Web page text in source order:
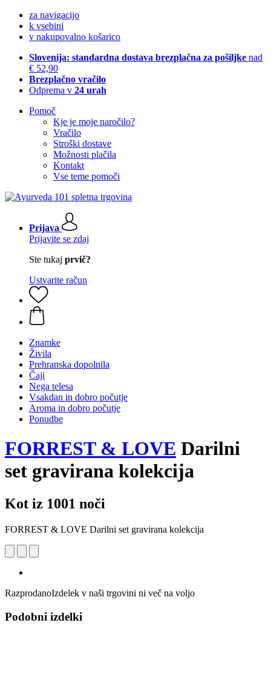
za navigacijo
k vsebini
v nakupovalno košarico
Slovenija: standardna dostava brezplačna za pošiljke nad
€ 52,90
Brezplačno vračilo
Odprema v 24 urah
Pomoč
Kje je moje naročilo?
Vračilo
Stroški dostave
Možnosti plačila
Kontakt
Vse teme pomoči
Prijava
Prijavite se zdaj
Ste tukaj prvič?
Ustvarite račun
Znamke
Živila
Prehranska dopolnila
Čaji
Nega telesa
Vsakdan in dobro počutje
Aroma in dobro počutje
Ponudbe
FORREST & LOVE Darilni
set gravirana kolekcija
Kot iz 1001 noči
FORREST & LOVE Darilni set gravirana kolekcija
RazprodanoIzdelek v naši trgovini ni več na voljo
Podobni izdelki